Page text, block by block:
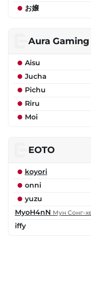
お嬢
Aura Gaming
Aisu
Jucha
Pichu
Riru
Moi
EOTO
koyori
onni
yuzu
MyoH4nN Мун Сонг-
iffy